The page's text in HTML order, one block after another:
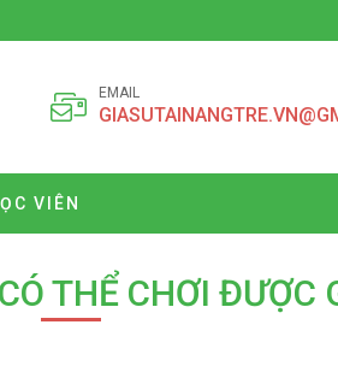
EMAIL
VIÊN
THỂ CHƠI ĐƯỢC